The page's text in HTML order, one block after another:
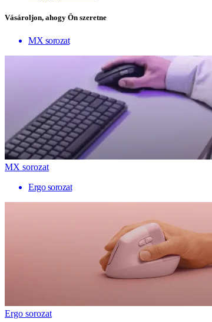
Vásároljon, ahogy Ön szeretne
MX sorozat
MX sorozat
Ergo sorozat
Ergo sorozat